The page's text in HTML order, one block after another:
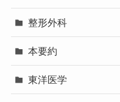
整形外科
本要約
東洋医学